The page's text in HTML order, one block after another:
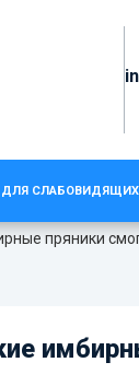
ДЛЯ СЛАБОВИДЯЩИХ
В КИТАЕ
пряники